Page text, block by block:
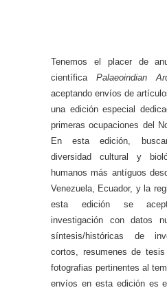
Tenemos el placer de
científica Palaeoindian
aceptando envíos de
una edición especial
primeras ocupaciones del
En esta edición,
diversidad cultural y
humanos más antíguos
Venezuela, Ecuador, y la
esta edición se
investigación con datos
síntesis/históricas de
cortos, resumenes de
fotografias pertinentes al
envíos en esta edición es